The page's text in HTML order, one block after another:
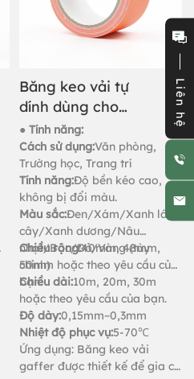
Băng keo vải tự
dính dùng cho
thảm.
● Tính năng:
Cách sử dụng:Văn phòng,
Trường học, Trang trí
Tính năng:Độ bền kéo cao,
không bị đổi màu.
Màu sắc:Đen/Xám/Xanh lá
cây/Xanh dương/Nâu
nhạt/Bạc/Đỏ/Vàng (tùy
chỉnh)
Chiều rộng:40mm, 48mm,
50mm hoặc theo yêu cầu của
bạn.
Chiều dài:10m, 20m, 30m
hoặc theo yêu cầu của bạn.
Độ dày:0,15mm~0,3mm
Nhiệt độ phục vụ:5-70℃
Ứng dụng: Băng keo vải
gaffer được thiết kế để gia cố
Liên hệ